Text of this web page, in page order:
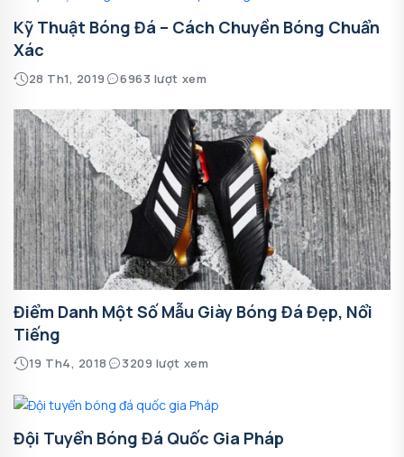
Kỹ Thuật Bóng Đá – Cách Chuyền Bóng Chuẩn
Xác
28 Th1, 2019 6963 lượt xem
Điểm Danh Một Số Mẫu Giày Bóng Đá Đẹp, Nổi
Tiếng
19 Th4, 2018 3209 lượt xem
Đội Tuyển Bóng Đá Quốc Gia Pháp